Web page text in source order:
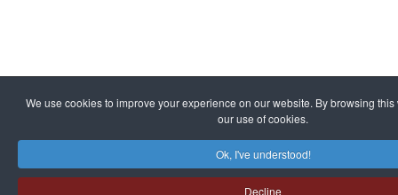
We use cookies to improve your experience on our website. By browsing
our use of cookies.
Ok, I've understood!
Decline